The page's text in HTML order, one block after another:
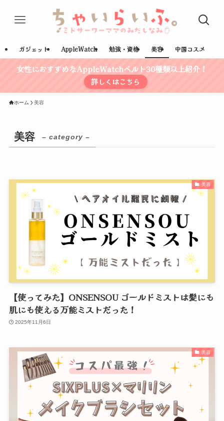
ガジェット AppleWatch 勉強・資格 美容 中国コスメ
女性におすすめなAppleWatchベルト30種類以上紹介！
詳しくはこちら
ホーム 美容
美容 – category –
美容
【使ってみた】ONSENSOU ゴールドミストは髪にも
肌にも使える万能ミストだった！
2025年11月6日
美容